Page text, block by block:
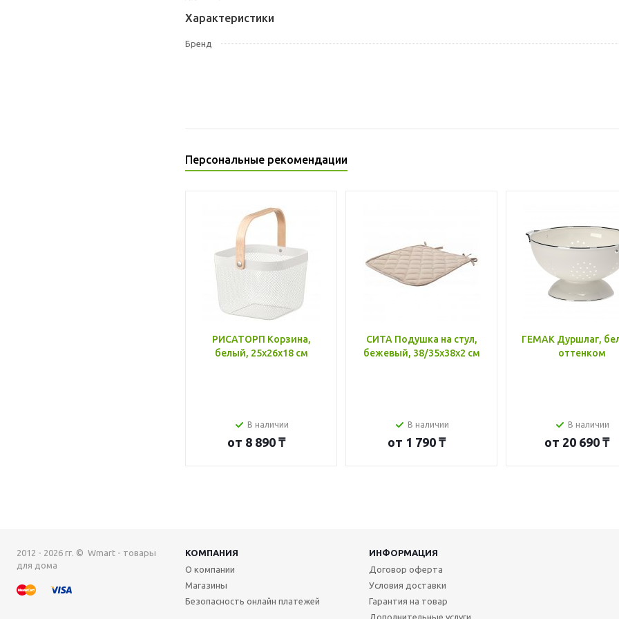
Характеристики
Бренд
Персональные рекомендации
РИСАТОРП Корзина,
белый, 25x26x18 см
В наличии
от 8 890 ₸
СИТА Подушка на стул,
бежевый, 38/35x38x2 см
В наличии
от 1 790 ₸
ГЕМАК Дуршлаг,
оттенком
В наличии
от 20 690 ₸
2012 - 2026 гг. © Wmart - товары
для дома
КОМПАНИЯ
ИНФОРМАЦИЯ
О компании
Магазины
Безопасность онлайн платежей
Договор оферта
Условия доставки
Гарантия на товар
Дополнительные услуги